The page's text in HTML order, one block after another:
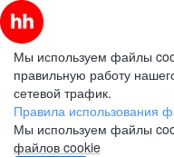
Мы используем файлы
правильную работу
сетевой трафик.
Правила использования
Мы используем файлы
файлов cookie